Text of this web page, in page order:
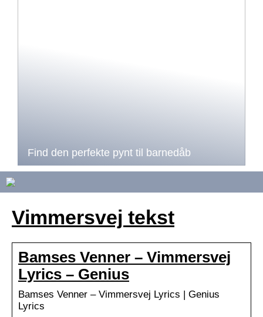
Find den perfekte pynt til barnedåb
Vimmersvej tekst
Bamses Venner – Vimmersvej
Lyrics – Genius
Bamses Venner – Vimmersvej Lyrics | Genius
Lyrics